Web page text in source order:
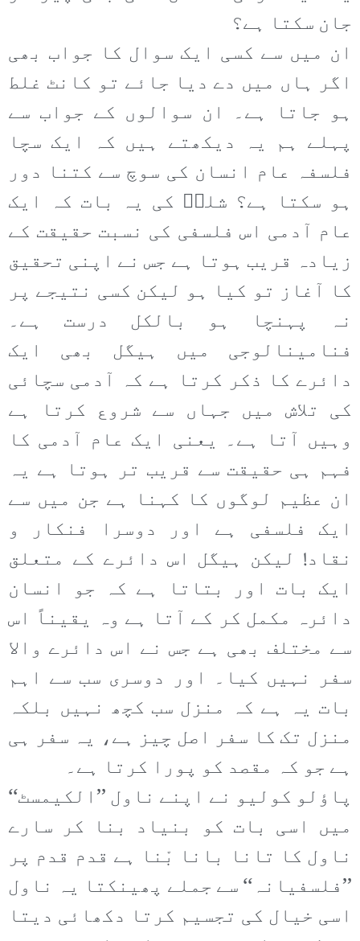
جان سکتا ہے؟
ان میں سے کسی ایک سوال کا جواب بھی
اگر ہاں میں دے دیا جائے تو کانٹ غلط
ہو جاتا ہے۔ ان سوالوں کے جواب سے
پہلے ہم یہ دیکھتے ہیں کہ ایک سچا
فلسفہ عام انسان کی سوچ سے کتنا دور
ہو سکتا ہے؟ شلرؔ کی یہ بات کہ ایک
عام آدمی اس فلسفی کی نسبت حقیقت کے
زیادہ قریب ہوتا ہے جس نے اپنی تحقیق
کا آغاز تو کیا ہو لیکن کسی نتیجے پر
نہ پہنچا ہو بالکل درست ہے۔
فنامینالوجی میں ہیگل بھی ایک
دائرے کا ذکر کرتا ہے کہ آدمی سچائی
کی تلاش میں جہاں سے شروع کرتا ہے
وہیں آتا ہے۔ یعنی ایک عام آدمی کا
فہم ہی حقیقت سے قریب تر ہوتا ہے یہ
ان عظیم لوگوں کا کہنا ہے جن میں سے
ایک فلسفی ہے اور دوسرا فنکار و
نقاد! لیکن ہیگل اس دائرے کے متعلق
ایک بات اور بتاتا ہے کہ جو انسان
دائرہ مکمل کر کے آتا ہے وہ یقیناً اس
سے مختلف بھی ہے جس نے اس دائرے والا
سفر نہیں کیا۔ اور دوسری سب سے اہم
بات یہ ہے کہ منزل سب کچھ نہیں بلکہ
منزل تک کا سفر اصل چیز ہے، یہ سفر ہی
ہے جو کہ مقصد کو پورا کرتا ہے۔
پاؤلو کولیو نے اپنے ناول ’’الکیمسٹ‘‘
میں اسی بات کو بنیاد بنا کر سارے
ناول کا تانا بانا بْنا ہے قدم قدم پر
’’فلسفیانہ‘‘ سے جملے پھینکتا یہ ناول
اسی خیال کی تجسیم کرتا دکھائی دیتا